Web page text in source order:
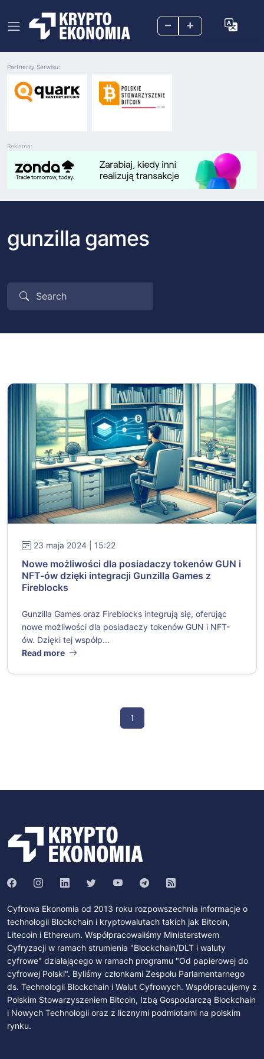
– +
Reklama:
Partnerzy Serwisu:
gunzilla games
23 maja 2024 | 15:22
Nowe możliwości dla posiadaczy tokenów GUN i
NFT-ów dzięki integracji Gunzilla Games z
Fireblocks
Gunzilla Games oraz Fireblocks integrują się, oferując
nowe możliwości dla posiadaczy tokenów GUN i NFT-
ów. Dzięki tej współp...
Read more
1
Cyfrowa Ekonomia od 2013 roku rozpowszechnia informacje o
technologii Blockchain i kryptowalutach takich jak Bitcoin,
Litecoin i Ethereum. Współpracowaliśmy Ministerstwem
Cyfryzacji w ramach strumienia "Blockchain/DLT i waluty
cyfrowe" działającego w ramach programu "Od papierowej do
cyfrowej Polski". Byliśmy członkami Zespołu Parlamentarnego
ds. Technologii Blockchain i Walut Cyfrowych. Współpracujemy z
Polskim Stowarzyszeniem Bitcoin, Izbą Gospodarczą Blockchain
i Nowych Technologii oraz z licznymi podmiotami na polskim
rynku.